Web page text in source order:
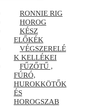
RONNIE RIG
HOROG
KÉSZ
ELŐKÉK
VÉGSZERELÉ
K KELLÉKEI
FŰZŐTŰ ,
FÚRÓ,
HUROKKÖTŐK
ÉS
HOROGSZAB